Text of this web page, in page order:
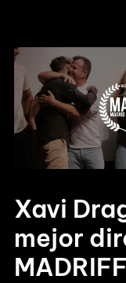
Xavi
mejor